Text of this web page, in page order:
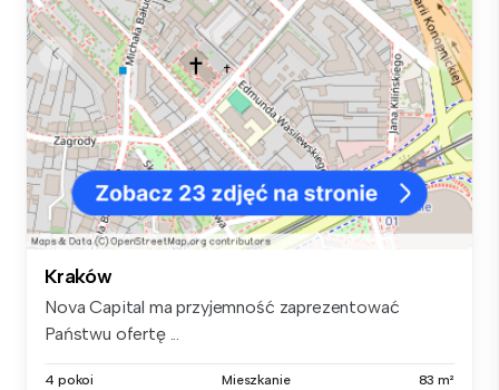
Kraków
Nova Capital ma przyjemność zaprezentować
Państwu ofertę ...
4 pokoi Mieszkanie 83 m²